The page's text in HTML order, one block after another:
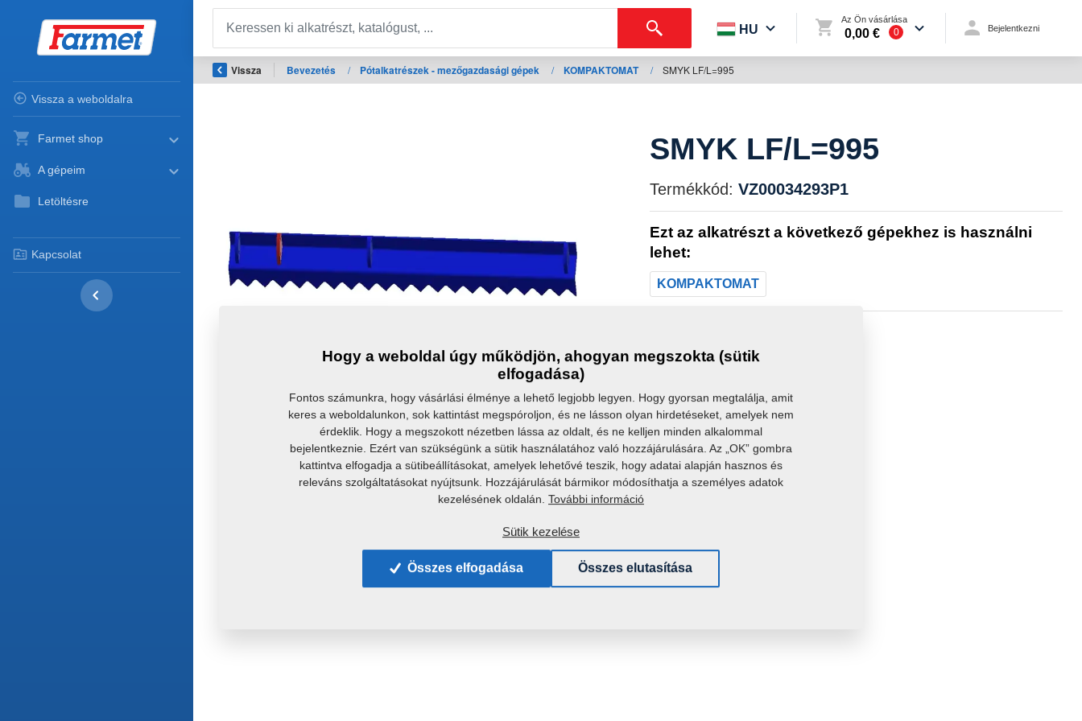
Vissza a weboldalra
Farmet shop
A gépeim
Letöltésre
Kapcsolat
HU
Az Ön vásárlása
0,00 € 0 Bejelentkezni
Vissza Bevezetés / Pótalkatrészek - mezőgazdasági gépek / KOMPAKTOMAT / SMYK LF/L=995
SMYK LF/L=995
Termékkód: VZ00034293P1
Ezt az alkatrészt a következő gépekhez is használni
lehet:
KOMPAKTOMAT
Hogy a weboldal úgy működjön, ahogyan megszokta (sütik
elfogadása)
Fontos számunkra, hogy vásárlási élménye a lehető legjobb legyen. Hogy gyorsan megtalálja, amit
keres a weboldalunkon, sok kattintást megspóroljon, és ne lásson olyan hirdetéseket, amelyek nem
érdeklik. Hogy a megszokott nézetben lássa az oldalt, és ne kelljen minden alkalommal
bejelentkeznie. Ezért van szükségünk a sütik használatához való hozzájárulására. Az „OK” gombra
kattintva elfogadja a sütibeállításokat, amelyek lehetővé teszik, hogy adatai alapján hasznos és
releváns szolgáltatásokat nyújtsunk. Hozzájárulását bármikor módosíthatja a személyes adatok
kezelésének oldalán. További információ
Sütik kezelése
Összes elfogadása Összes elutasítása